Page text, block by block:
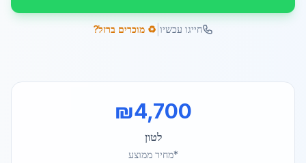
חייגו עכשיו ♻️ מוכרים ברזל?
₪4,700
לטון
*מחיר ממוצע